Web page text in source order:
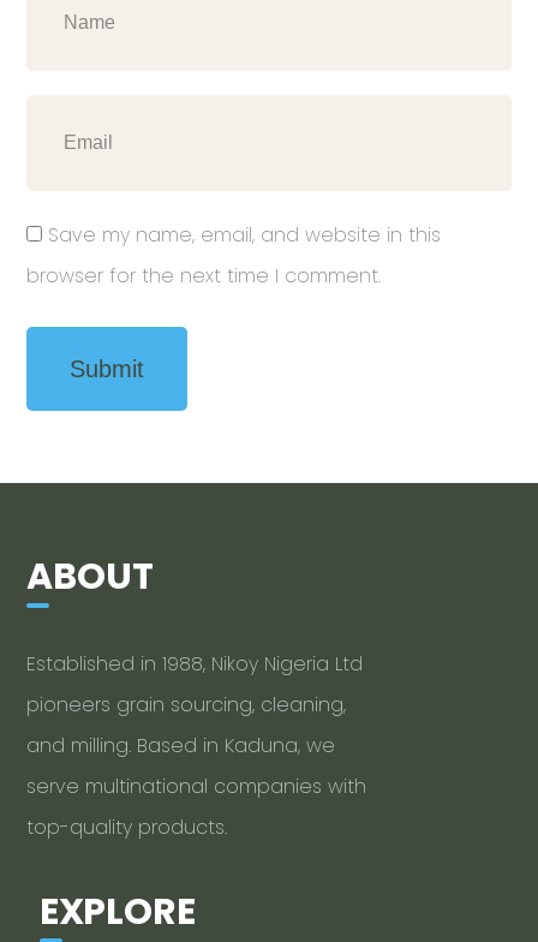
Save my name, email, and website in this
browser for the next time I comment.
ABOUT
Established in 1988, Nikoy Nigeria Ltd
pioneers grain sourcing, cleaning,
and milling. Based in Kaduna, we
serve multinational companies with
top-quality products.
EXPLORE